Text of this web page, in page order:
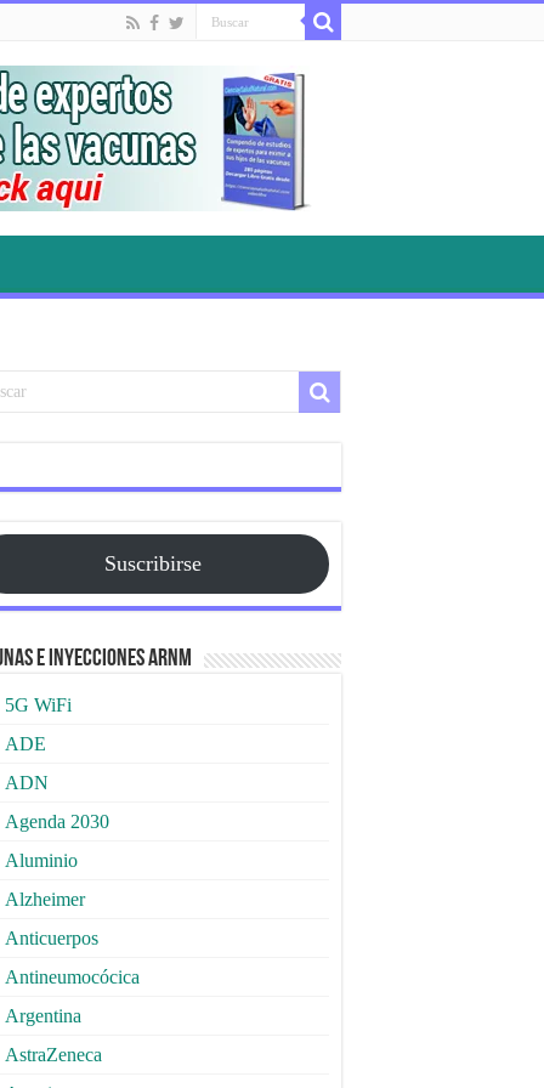
Suscribirse
e Inyecciones ARNm
5G WiFi
ADE
ADN
Agenda 2030
Aluminio
Alzheimer
Anticuerpos
Antineumocócica
Argentina
AstraZeneca